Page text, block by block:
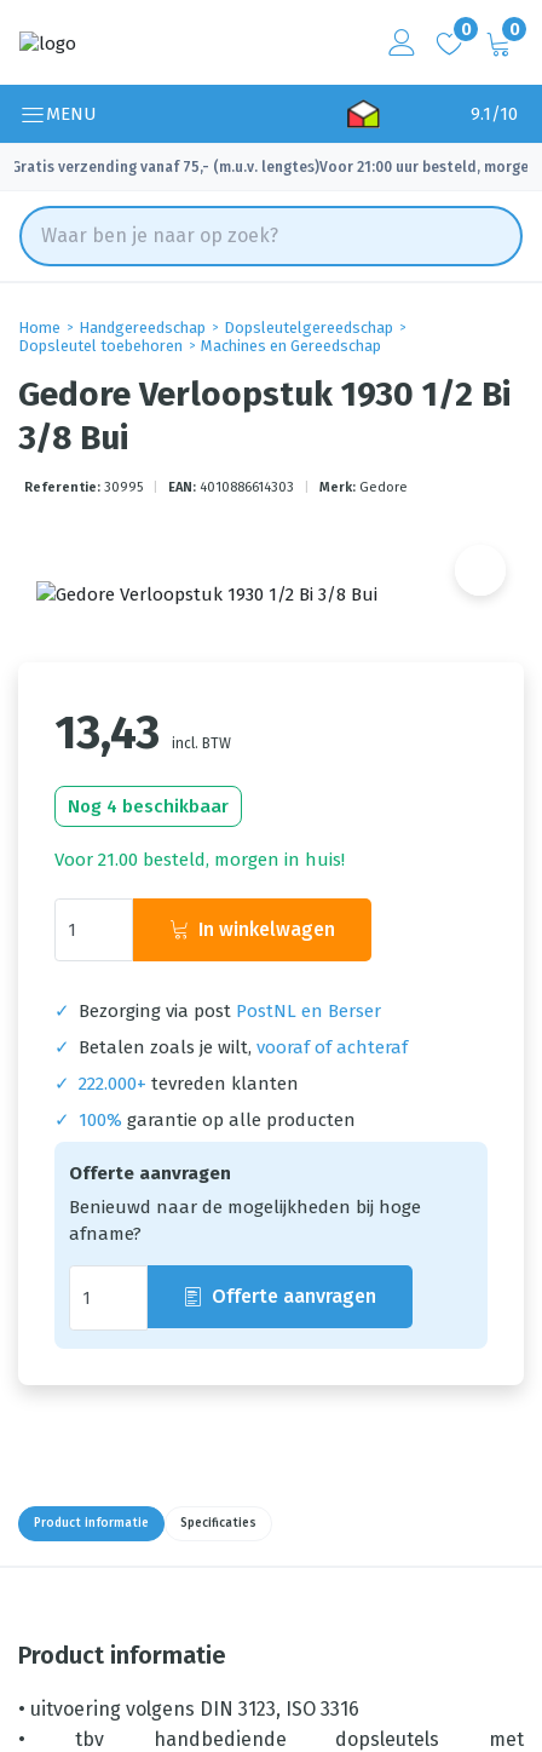
0 0
MENU 9.1/10
Gratis verzending vanaf 75,- (m.u.v. lengtes)
✓ Voor 21:00 uur besteld, morgen
Home Handgereedschap
Dopsleutelgereedschap
Dopsleutel toebehoren
Machines en Gereedschap
Gedore Verloopstuk 1930 1/2 Bi
3/8 Bui
Referentie: 30995 EAN: 4010886614303 Merk: Gedore
13,43 incl. BTW
Nog 4 beschikbaar
Voor 21.00 besteld, morgen in huis!
In winkelwagen
✓ Bezorging via post PostNL en Berser
✓
Betalen zoals je wilt, vooraf of achteraf
✓ 222.000+ tevreden klanten
✓
100% garantie op alle producten
Offerte aanvragen
Benieuwd naar de mogelijkheden bij hoge
afname?
Offerte aanvragen
Product informatie Specificaties
Product informatie
• uitvoering volgens DIN 3123, ISO 3316
• tbv handbediende dopsleutels met